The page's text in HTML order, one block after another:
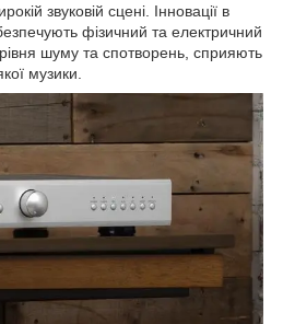
звуковій сцені. Інновації в
фізичний та електричний
шуму та спотворень, сприяють
музики.